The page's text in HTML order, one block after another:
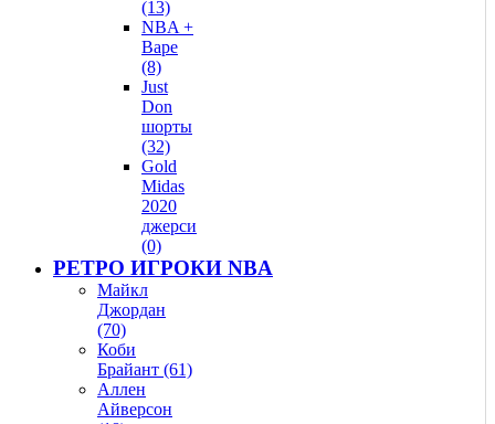
(13)
NBA +
Bape
(8)
Just
Don
шорты
(32)
Gold
Midas
2020
джерси
(0)
РЕТРО ИГРОКИ NBA
Майкл
Джордан
(70)
Коби
Брайант (61)
Аллен
Айверсон